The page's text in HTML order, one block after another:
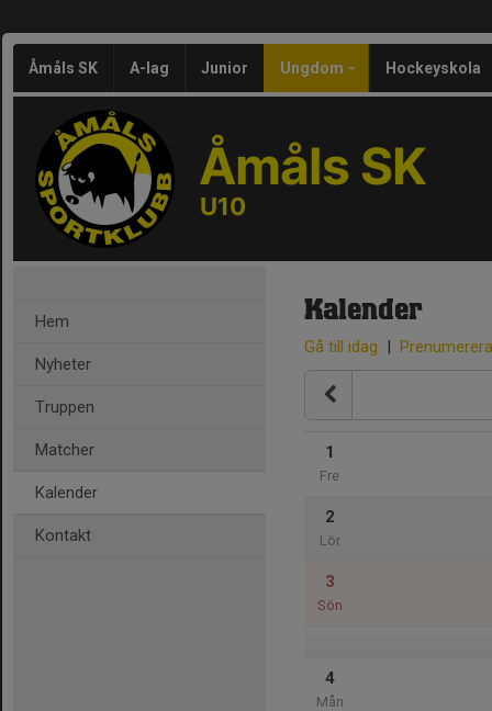
Åmåls SK A-lag Junior Ungdom Hockeyskola
Åmåls SK
U10
Hem
Nyheter
Truppen
Matcher
Kalender
Kontakt
Kalender
Gå till idag | Prenumerera
1
Fre
2
Lör
3
Sön
4
Mån